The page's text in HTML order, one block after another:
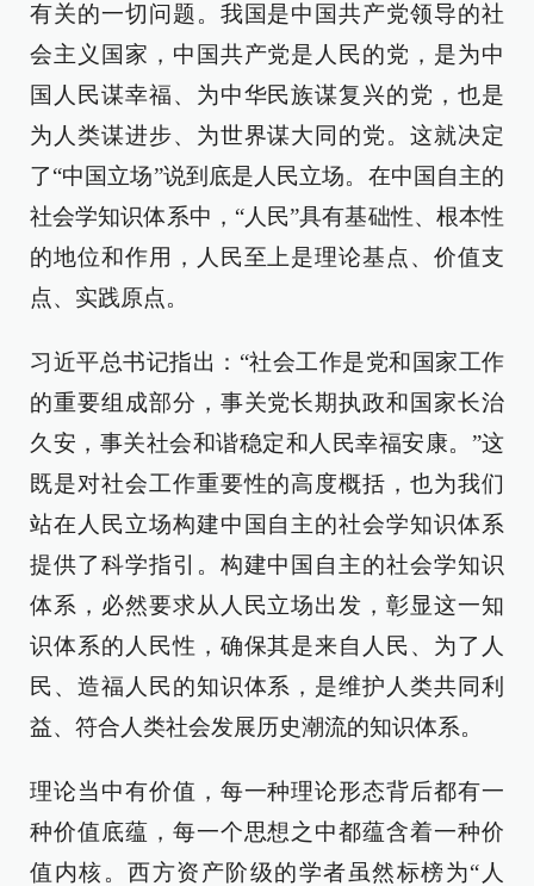
有关的一切问题。我国是中国共产党领导的社
会主义国家，中国共产党是人民的党，是为中
国人民谋幸福、为中华民族谋复兴的党，也是
为人类谋进步、为世界谋大同的党。这就决定
了“中国立场”说到底是人民立场。在中国自主的
社会学知识体系中，“人民”具有基础性、根本性
的地位和作用，人民至上是理论基点、价值支
点、实践原点。
习近平总书记指出：“社会工作是党和国家工作
的重要组成部分，事关党长期执政和国家长治
久安，事关社会和谐稳定和人民幸福安康。”这
既是对社会工作重要性的高度概括，也为我们
站在人民立场构建中国自主的社会学知识体系
提供了科学指引。构建中国自主的社会学知识
体系，必然要求从人民立场出发，彰显这一知
识体系的人民性，确保其是来自人民、为了人
民、造福人民的知识体系，是维护人类共同利
益、符合人类社会发展历史潮流的知识体系。
理论当中有价值，每一种理论形态背后都有一
种价值底蕴，每一个思想之中都蕴含着一种价
值内核。西方资产阶级的学者虽然标榜为“人